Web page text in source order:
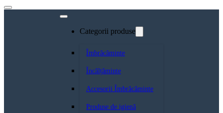
Categorii produse
Îmbrăcăminte
Încălțăminte
Accesorii Îmbrăcăminte
Produse de igienă